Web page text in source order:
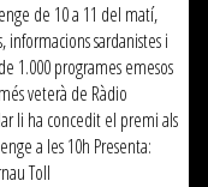
de 10 a 11 del matí,
informacions sardanistes i
1.000 programes emesos
veterà de Ràdio
li ha concedit el premi als
a les 10h Presenta:
Toll